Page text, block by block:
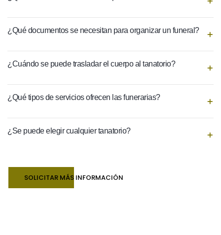
¿Qué documentos se necesitan para organizar un funeral?
¿Cuándo se puede trasladar el cuerpo al tanatorio?
¿Qué tipos de servicios ofrecen las funerarias?
¿Se puede elegir cualquier tanatorio?
SOLICITAR MÁS INFORMACIÓN